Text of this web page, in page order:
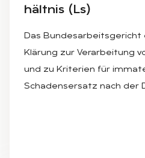
hält­nis (Ls)
Das Bundesarbeitsgericht
Klärung zur Verarbeitung
und zu Kriterien für
Schadensersatz nach der